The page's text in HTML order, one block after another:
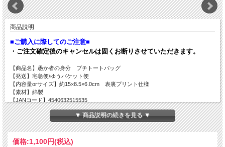
商品説明
■ご購入に際してのご注意■
・ご注文確定後のキャンセルは固くお断りさせていただきます。
【商品名】愚か者の身分 プチトートバッグ
【発送】宅急便/ゆうパケット便
【内容量orサイズ】約15×8.5×6.0cm 表裏プリント仕様
【素材】綿製
【JANコード】4540632515535
▼ 商品説明の続きを見る ▼
価格:1,100円(税込)